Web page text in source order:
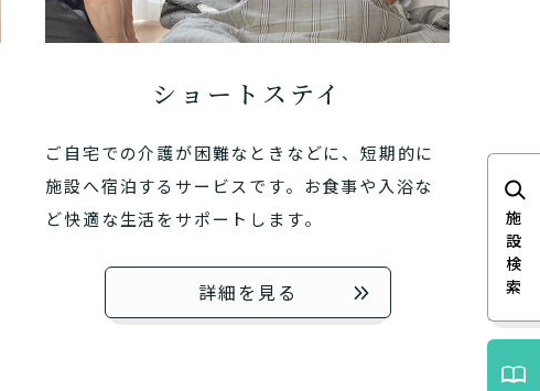
施
設
検
索
ショートステイ
ご自宅での介護が困難なときなどに、短期的に
施設へ宿泊するサービスです。お食事や入浴な
ど快適な生活をサポートします。
詳細を見る
が違います。
護１～５、
？
たいですか？
ですか？
ポートが必要です
いですか？
？
ますか？
か？